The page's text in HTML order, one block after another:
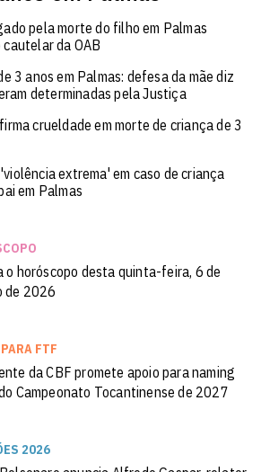
pela morte do filho em Palmas
da OAB
3 anos em Palmas: defesa da mãe diz
determinadas pela Justiça
crueldade em morte de criança de 3
extrema' em caso de criança
em Palmas
o horóscopo desta quinta-feira, 6 de
de 2026
FTF
da CBF promete apoio para naming
Campeonato Tocantinense de 2027
2026